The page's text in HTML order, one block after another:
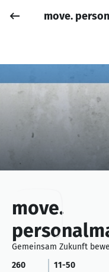
move.
move.
Gemeinsam Zukunft
260
11-50